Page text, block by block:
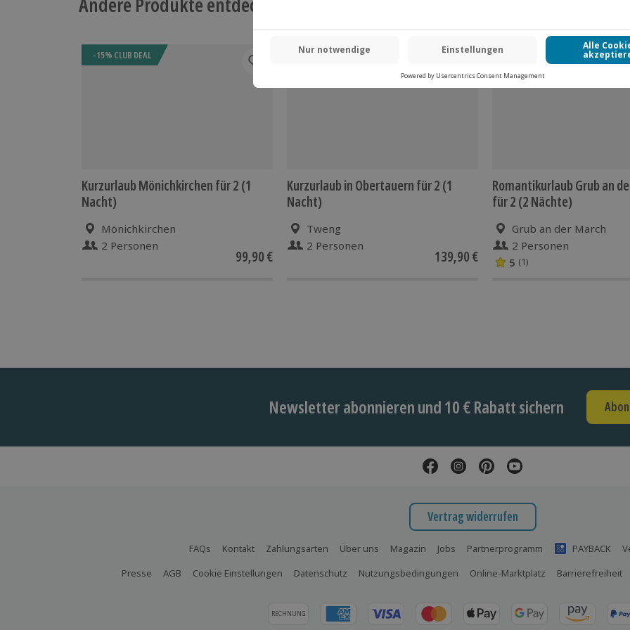
-15% CLUB DEAL
Kurzurlaub Mönichkirchen für 2 (1
Nacht)
Mönichkirchen
2 Personen
99,90 €
Kurzurlaub in Obertauern für 2 (1
Nacht)
Tweng
2 Personen
139,90 €
Romantikurlaub Grub an
für 2 (2 Nächte)
Grub an der March
2 Personen
5 (1)
Newsletter abonnieren und 10 € Rabatt sichern
Vertrag widerrufen
FAQs Kontakt Zahlungsarten Über uns Magazin Jobs Partnerprogramm PAYBACK
Presse
AGB Cookie Einstellungen Datenschutz Nutzungsbedingungen Online-Marktplatz Barrierefreiheit
RECHNUNG